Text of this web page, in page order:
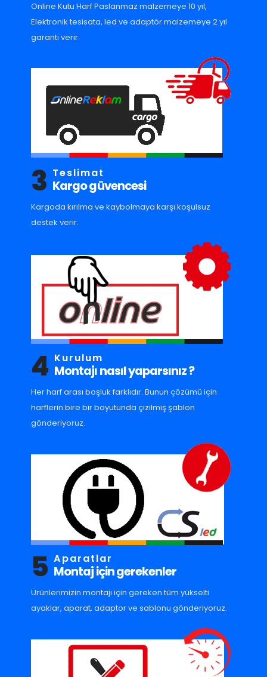
Online Kutu Harf Paslanmaz malzemeye 10 yıl,
Elektronik tesisata, led ve adaptör malzemeye 2 yıl
garanti verir.
3 Teslimat
Kargo güvencesi
Kargoda kırılma ve kaybolmaya karşı koşulsuz
destek verir.
4 Kurulum
Montajı nasıl yaparsınız ?
Her harf arası boşluk farklıdır. Bunun çözümü için
harflerin bire bir boyutunda çizilmiş şablon
gönderiyoruz.
5 Aparatlar
Montaj için gerekenler
Ürünlerimizin montajı için gereken tüm yükselti
ayaklar, aparat, adaptor ve sablonu gönderiyoruz.